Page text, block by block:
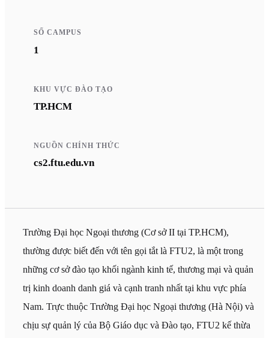
SỐ CAMPUS
1
KHU VỰC ĐÀO TẠO
TP.HCM
NGUỒN CHÍNH THỨC
cs2.ftu.edu.vn
Trường Đại học Ngoại thương (Cơ sở II tại TP.HCM),
thường được biết đến với tên gọi tắt là FTU2, là một trong
những cơ sở đào tạo khối ngành kinh tế, thương mại và quản
trị kinh doanh danh giá và cạnh tranh nhất tại khu vực phía
Nam. Trực thuộc Trường Đại học Ngoại thương (Hà Nội) và
chịu sự quản lý của Bộ Giáo dục và Đào tạo, FTU2 kế thừa